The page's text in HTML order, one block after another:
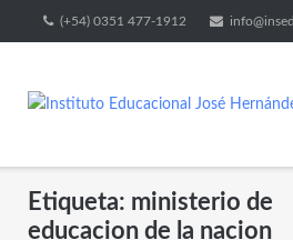
(+54) 0351 477-1912
Etiqueta: ministerio de
educacion de la nacion